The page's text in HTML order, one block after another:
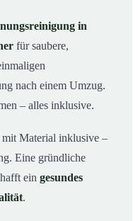
Wohnung in
in
für saubere,
nach einem Umzug.
– alles inklusive.
Material inklusive –
Eine gründliche
ein gesundes
.